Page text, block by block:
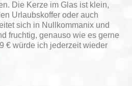
Die Kerze im Glas ist klein,
Urlaubskoffer oder auch
sich in Nullkommanix und
fruchtig, genauso wie es gerne
€ würde ich jederzeit wieder